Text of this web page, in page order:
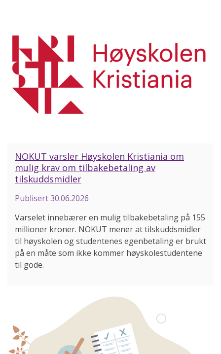
NOKUT varsler Høyskolen Kristiania om
mulig krav om tilbakebetaling av
tilskuddsmidler
Publisert30.06.2026
Varselet innebærer en mulig tilbakebetaling på 155
millioner kroner. NOKUT mener at tilskuddsmidler
til høyskolen og studentenes egenbetaling er brukt
på en måte som ikke kommer høyskolestudentene
til gode.